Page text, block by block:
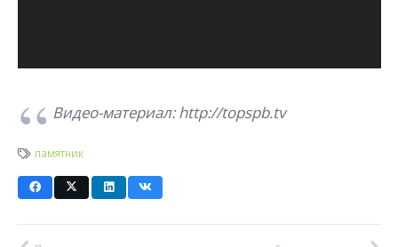
Видео-материал: http://topspb.tv
памятник